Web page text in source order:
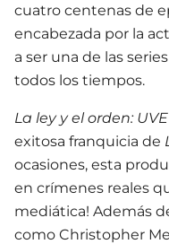
cuatro centenas de
encabezada por la
a ser una de las
todos los tiempos.
La ley y el orden: UVE
exitosa franquicia de
ocasiones, esta
en crímenes reales
mediática! Además
como Christopher